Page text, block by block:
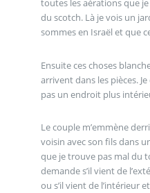
toutes les aérations que
du scotch. Là je vois un
sommes en Israël et que
Ensuite ces choses
arrivent dans les pièces. Je
pas un endroit plus
Le couple m’emmène
voisin avec son fils dans
que je trouve pas mal du
demande s’il vient de
ou s’il vient de l’intérieur